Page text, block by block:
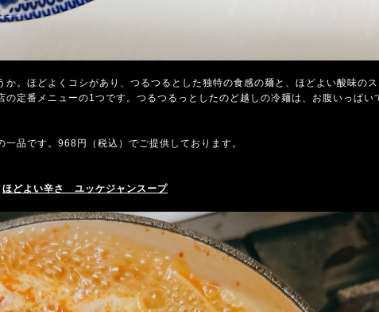
。ほどよくコシがあり、つるつるとした独特の食感の麺と、ほどよい酸味の
定番メニューの1つです。つるつるっとしたのど越しの冷麺は、お腹いっぱい
品です。968円（税込）でご提供しております。
ほどよい辛さ ユッケジャンスープ